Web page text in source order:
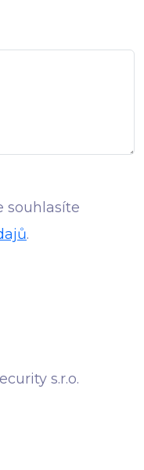
souhlasíte
.
s.r.o.